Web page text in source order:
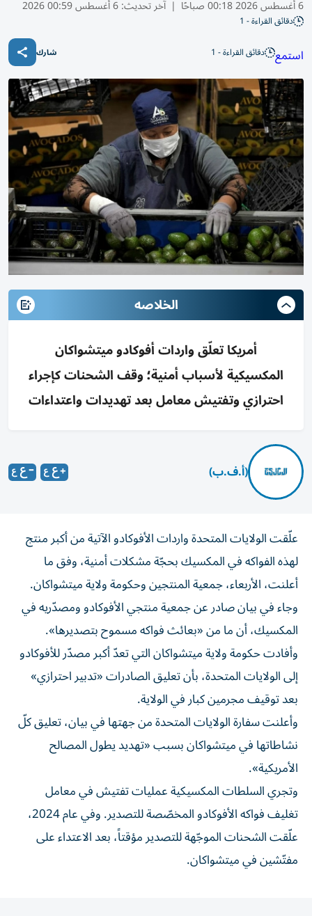
6 أغسطس 2026 00:18 صباحًا | آخر تحديث:6 أغسطس 00:59 2026
دقائق القراءة - 1
استمع دقائق القراءة - 1 شارك
الخلاصه
أمريكا تعلّق واردات أفوكادو ميتشواكان
المكسيكية لأسباب أمنية؛ وقف الشحنات كإجراء
احترازي وتفتيش معامل بعد تهديدات واعتداءات
(أ.ف.ب)
علّقت الولايات المتحدة واردات الأفوكادو الآتية من أكبر منتج
لهذه الفواكه في المكسيك بحجّة مشكلات أمنية، وفق ما
أعلنت، الأربعاء، جمعية المنتجين وحكومة ولاية ميتشواكان.
وجاء في بيان صادر عن جمعية منتجي الأفوكادو ومصدّريه في
المكسيك، أن ما من «بعائث فواكه مسموح بتصديرها».
وأفادت حكومة ولاية ميتشواكان التي تعدّ أكبر مصدّر للأفوكادو
إلى الولايات المتحدة، بأن تعليق الصادرات «تدبير احترازي»
بعد توقيف مجرمين كبار في الولاية.
وأعلنت سفارة الولايات المتحدة من جهتها في بيان، تعليق كلّ
نشاطاتها في ميتشواكان بسبب «تهديد يطول المصالح
الأمريكية».
وتجري السلطات المكسيكية عمليات تفتيش في معامل
تغليف فواكه الأفوكادو المخصّصة للتصدير. وفي عام 2024،
علّقت الشحنات الموجّهة للتصدير مؤقتاً، بعد الاعتداء على
مفتّشين في ميتشواكان.